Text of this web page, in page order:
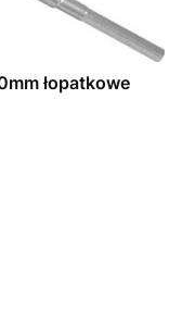
łopatkowe